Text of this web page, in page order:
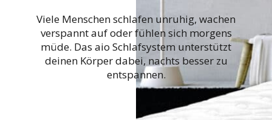
Viele Menschen schlafen unruhig, wachen
verspannt auf oder fühlen sich morgens
müde. Das aio Schlafsystem unterstützt
deinen Körper dabei, nachts besser zu
entspannen.